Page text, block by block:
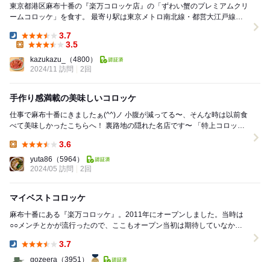
東京都港区麻布十番の『楽万コロッケ店』の「ずわい蟹のプレミアムクリ
ームコロッケ」を食す。 最寄り駅は東京メトロ南北線・都営大江戸線
Dinner:
3.7
3.5
kazukazu_
（4800）
2024/11 訪問
2回
手作り感満載の美味しいコロッケ
仕事で麻布十番にきましたぁ(^^)ノ 小腹が減ってる〜、そんな時は以前食
べて美味しかったこちらへ！ 裏路地の隠れた名店です〜 「特上コロッ
3.6
yuta86 （5964）
2024/05 訪問
2回
マイベストコロッケ
麻布十番にある『楽万コロッケ』。2011年にオープンしました。当時は
○○メンチとかが流行ったので、ここもオープン当初は期待していなかっ
3.7
gozeera （3951）